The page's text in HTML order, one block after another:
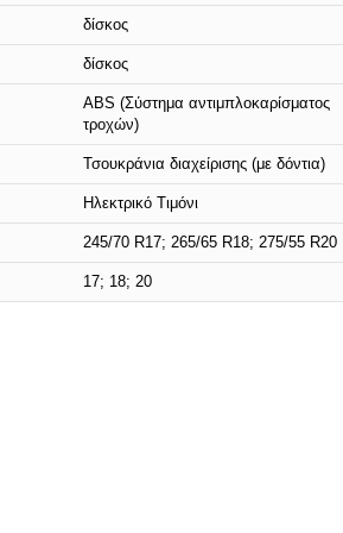
δίσκος
δίσκος
ABS (Σύστημα αντιμπλοκαρίσματος
τροχών)
Τσουκράνια διαχείρισης (με δόντια)
Ηλεκτρικό Τιμόνι
245/70 R17; 265/65 R18; 275/55 R20
17; 18; 20